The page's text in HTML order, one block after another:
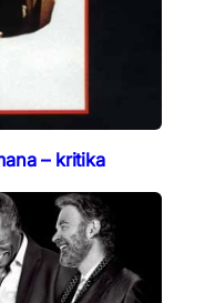
– kritika